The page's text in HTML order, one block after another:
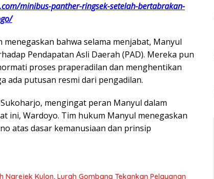
minibus-panther-ringsek-setelah-bertabrakan-
bahwa selama menjabat, Manyul
Pendapatan Asli Daerah (PAD). Mereka pun
proses praperadilan dan menghentikan
ada putusan resmi dari pengadilan.
mengingat peran Manyul dalam
ini, Wardoyo. Tim hukum Manyul menegaskan
atas dasar kemanusiaan dan prinsip
Ngrejek Kulon, Lurah Gombang Tekankan Pelayanan